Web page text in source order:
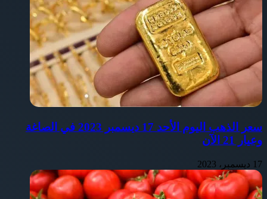
سعر الذهب اليوم الأحد 17 ديسمبر 2023 في الصاغة
وعيار 21 الآن
17 ديسمبر، 2023